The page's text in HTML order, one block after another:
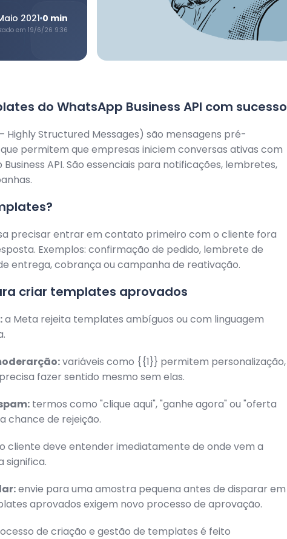
2021 0 min
em 19/6/26 9:36
do WhatsApp Business API com sucesso
Highly Structured Messages) são mensagens pré-
permitem que empresas iniciem conversas ativas com
API. São essenciais para notificações, lembretes,
precisar entrar em contato primeiro com o cliente fora
Exemplos: confirmação de pedido, lembrete de
entrega, cobrança ou campanha de reativação.
criar templates aprovados
a Meta rejeita templates ambíguos ou com linguagem
variáveis como {{1}} permitem personalização,
fazer sentido mesmo sem elas.
termos como "clique aqui", "ganhe agora" ou "oferta
chance de rejeição.
o cliente deve entender imediatamente de onde vem a
significa.
envie para uma amostra pequena antes de disparar em
aprovados exigem novo processo de aprovação.
de criação e gestão de templates é feito